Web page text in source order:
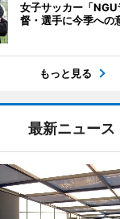
女子サッカー「
督・選手に今季への
もっと見る
最新ニュース